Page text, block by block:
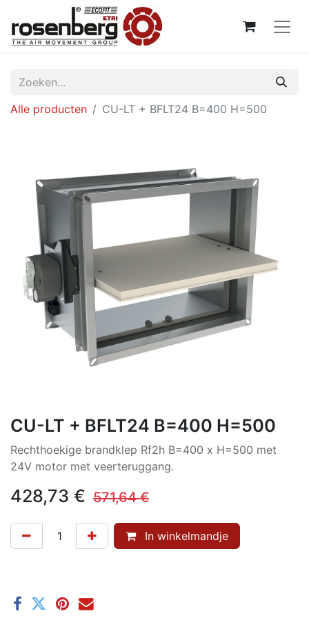
Alle producten CU-LT + BFLT24 B=400 H=500
CU-LT + BFLT24 B=400 H=500
Rechthoekige brandklep Rf2h B=400 x H=500 met
24V motor met veerteruggang.
428,73 € 571,64€
In winkelmandje